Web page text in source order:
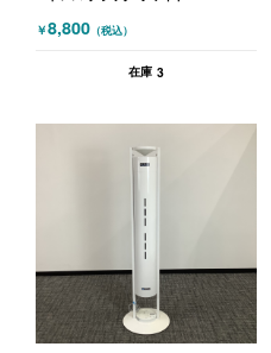
￥8,800 （税込）
在庫 3